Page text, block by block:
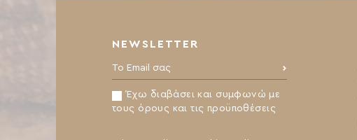
NEWSLETTER
Το Email σας:
Έχω διαβάσει και συμφωνώ με
τους όρους και τις προϋποθέσεις